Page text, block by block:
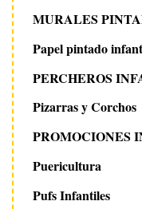
MURALES
Papel pintado
PERCHEROS
Pizarras y Corchos
PROMOCIONES
Puericultura
Pufs Infantiles